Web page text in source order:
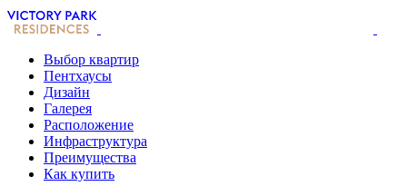
Выбор квартир
Пентхаусы
Дизайн
Галерея
Расположение
Инфраструктура
Преимущества
Как купить